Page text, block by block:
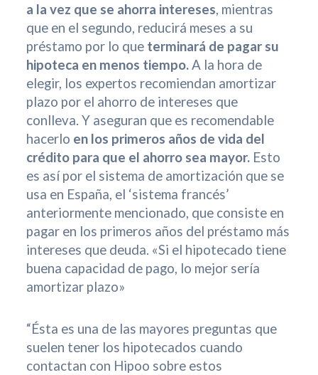
a la vez que se ahorra intereses, mientras
que en el segundo, reducirá meses a su
préstamo por lo que terminará de pagar su
hipoteca en menos tiempo.A la hora de
elegir, los expertos recomiendan amortizar
plazo por el ahorro de intereses que
conlleva. Y aseguran que es recomendable
hacerlo en los primeros años de vida del
crédito para que el ahorro sea mayor. Esto
es así por el sistema de amortización que se
usa en España, el ‘sistema francés’
anteriormente mencionado, que consiste en
pagar en los primeros años del préstamo más
intereses que deuda. «Si el hipotecado tiene
buena capacidad de pago, lo mejor sería
amortizar plazo»
“Ésta es una de las mayores preguntas que
suelen tener los hipotecados cuando
contactan con Hipoo sobre estos